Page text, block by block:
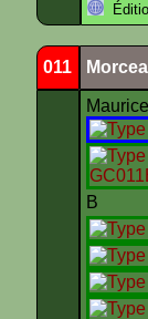
011